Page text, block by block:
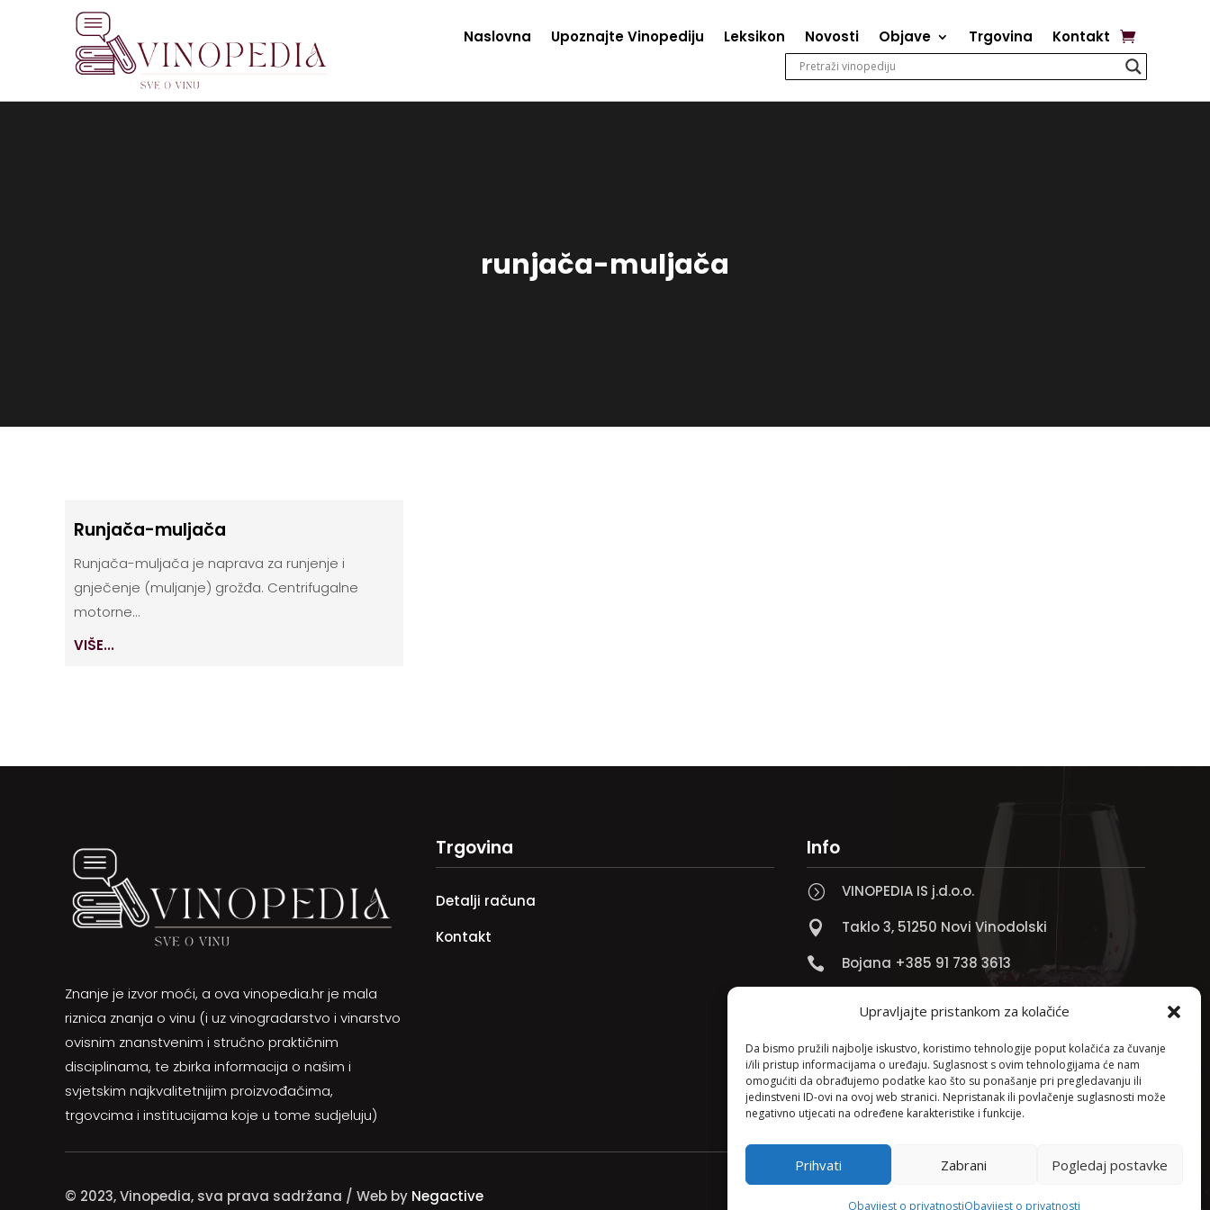
Upravljajte pristankom za kolačiće
Da bismo pružili najbolje iskustvo, koristimo tehnologije poput kolačića za čuvanje
i/ili pristup informacijama o uređaju. Suglasnost s ovim tehnologijama će nam
omogućiti da obrađujemo podatke kao što su ponašanje pri pregledavanju ili
jedinstveni ID-ovi na ovoj web stranici. Nepristanak ili povlačenje suglasnosti može
negativno utjecati na određene karakteristike i funkcije.
Prihvati Zabrani Pogledaj postavke
Obavijest o privatnostiObavijest o privatnosti
Naslovna Upoznajte Vinopediju Leksikon Novosti Objave Trgovina Kontakt
runjača-muljača
Runjača-muljača
Runjača-muljača je naprava za runjenje i
gnječenje (muljanje) grožđa. Centrifugalne
motorne...
VIŠE...
Znanje je izvor moći, a ova vinopedia.hr je mala
riznica znanja o vinu (i uz vinogradarstvo i vinarstvo
ovisnim znanstvenim i stručno praktičnim
disciplinama, te zbirka informacija o našim i
svjetskim najkvalitetnijim proizvođačima,
trgovcima i institucijama koje u tome sudjeluju)
Trgovina
Detalji računa
Kontakt
Info
= VINOPEDIA IS j.d.o.o.
 Taklo 3, 51250 Novi Vinodolski
 Bojana +385 91 738 3613
© 2023, Vinopedia, sva prava sadržana / Web by Negactive